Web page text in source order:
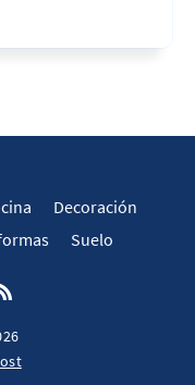
Decoración
Suelo